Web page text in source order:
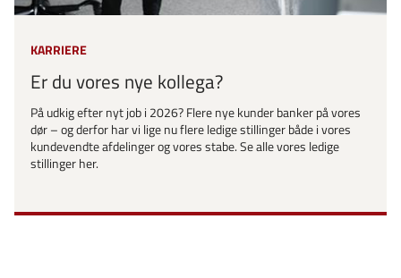
KARRIERE
Er du vores nye kollega?
På udkig efter nyt job i 2026? Flere nye kunder banker på vores
dør – og derfor har vi lige nu flere ledige stillinger både i vores
kundevendte afdelinger og vores stabe. Se alle vores ledige
stillinger her.